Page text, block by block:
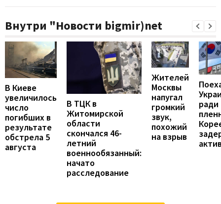
Внутри "Новости bigmir)net
В Киеве
увеличилось
число
погибших в
результате
обстрела 5
августа
В ТЦК в
Житомирской
области
скончался 46-
летний
военнообязанный:
начато
расследование
Жителей
Москвы
напугал
громкий
звук,
похожий
на взрыв
ради